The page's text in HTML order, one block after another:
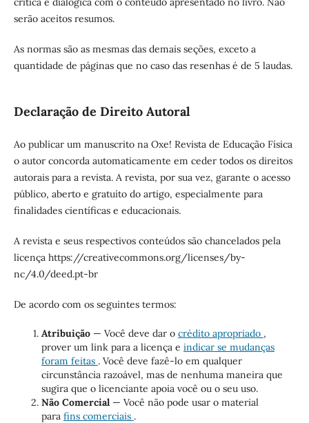
serão aceitos resumos.
As normas são as mesmas das demais seções, exceto a
quantidade de páginas que no caso das resenhas é de 5 laudas.
Declaração de Direito Autoral
Ao publicar um manuscrito na Oxe! Revista de Educação Física
o autor concorda automaticamente em ceder todos os direitos
autorais para a revista. A revista, por sua vez, garante o acesso
público, aberto e gratuíto do artigo, especialmente para
finalidades científicas e educacionais.
A revista e seus respectivos conteúdos são chancelados pela
licença https://creativecommons.org/licenses/by-
nc/4.0/deed.pt-br
De acordo com os seguintes termos:
Atribuição — Você deve dar o crédito apropriado ,
prover um link para a licença e indicar se mudanças
foram feitas . Você deve fazê-lo em qualquer
circunstância razoável, mas de nenhuma maneira que
sugira que o licenciante apoia você ou o seu uso.
Não Comercial — Você não pode usar o material
para fins comerciais .